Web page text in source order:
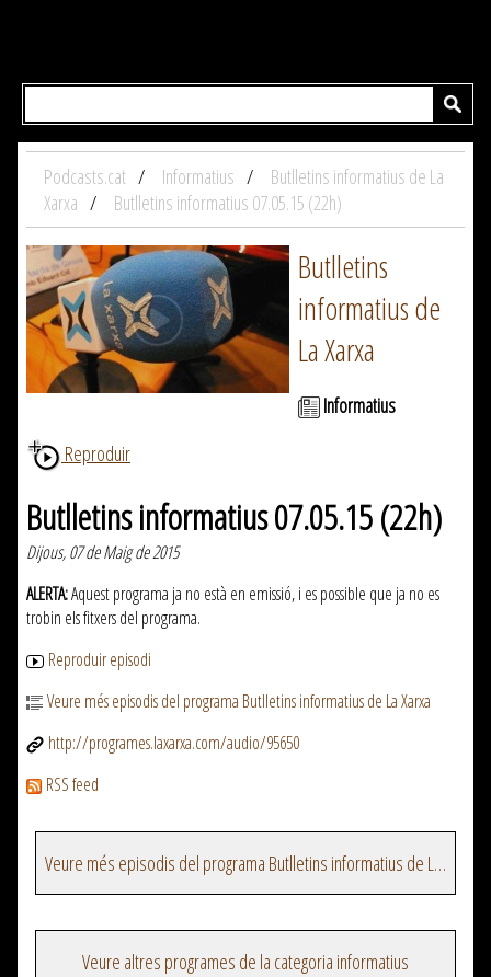
Podcasts.cat Informatius
Butlletins informatius de La
Xarxa
Butlletins informatius 07.05.15 (22h)
Butlletins
informatius de
La Xarxa
Informatius
Reproduir
Butlletins informatius 07.05.15 (22h)
Dijous, 07 de Maig de 2015
ALERTA:Aquest programa ja no està en emissió, i es possible que ja no es
trobin els fitxers del programa.
Reproduir episodi
Veure més episodis del programa Butlletins informatius de La Xarxa
http://programes.laxarxa.com/audio/95650
RSS feed
Veure més episodis del programa Butlletins informatius de La Xarxa
Veure altres programes de la categoria informatius